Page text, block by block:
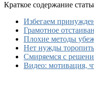
Краткое содержание
Избегаем
Грамотное
Плохие методы
Нет нужды
Смиряемся с
Видео: мотивация,